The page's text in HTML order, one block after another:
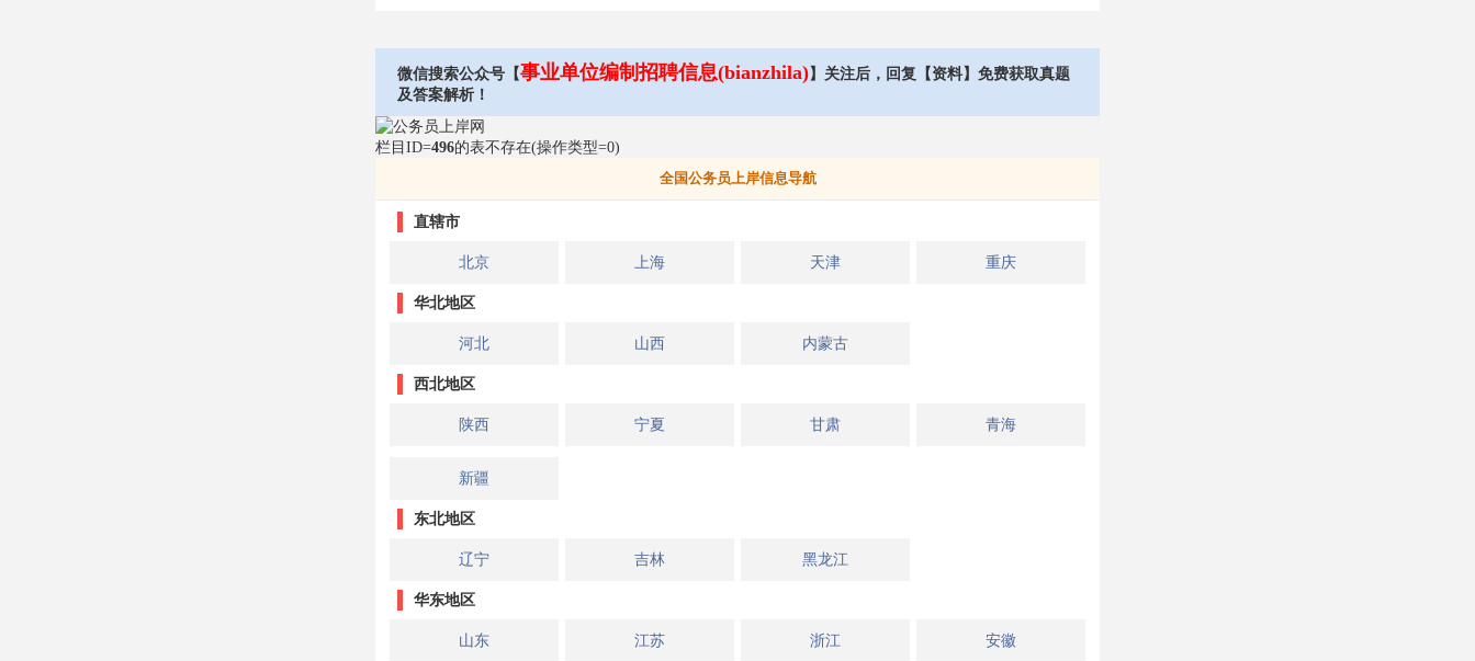
微信搜索公众号【事业单位编制招聘信息(bianzhila)】关注后，回复【资料】免费获取真题
及答案解析！
栏目ID=496的表不存在(操作类型=0)
全国公务员上岸信息导航
直辖市
北京 上海 天津 重庆
华北地区
河北 山西 内蒙古
西北地区
陕西 宁夏 甘肃 青海
新疆
东北地区
辽宁 吉林 黑龙江
华东地区
山东 江苏 浙江 安徽